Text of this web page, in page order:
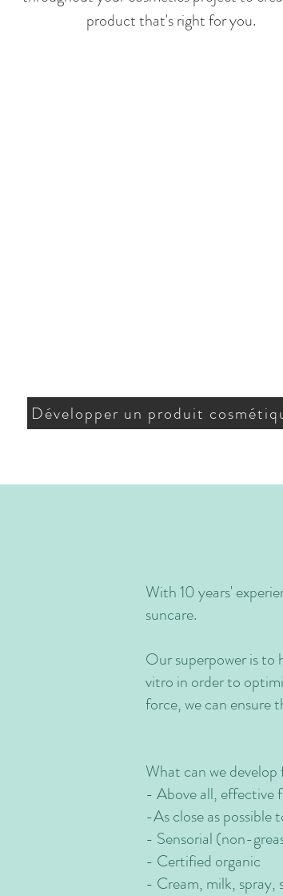
product that's right for you.
Développer un produit
With 10 years'
suncare.
Our superpower is to
vitro in order to
force, we can ensure
What can we develop
- Above all, effective
-As close as
- Sensorial (non-
- Certified organic
- Cream, milk, spray,